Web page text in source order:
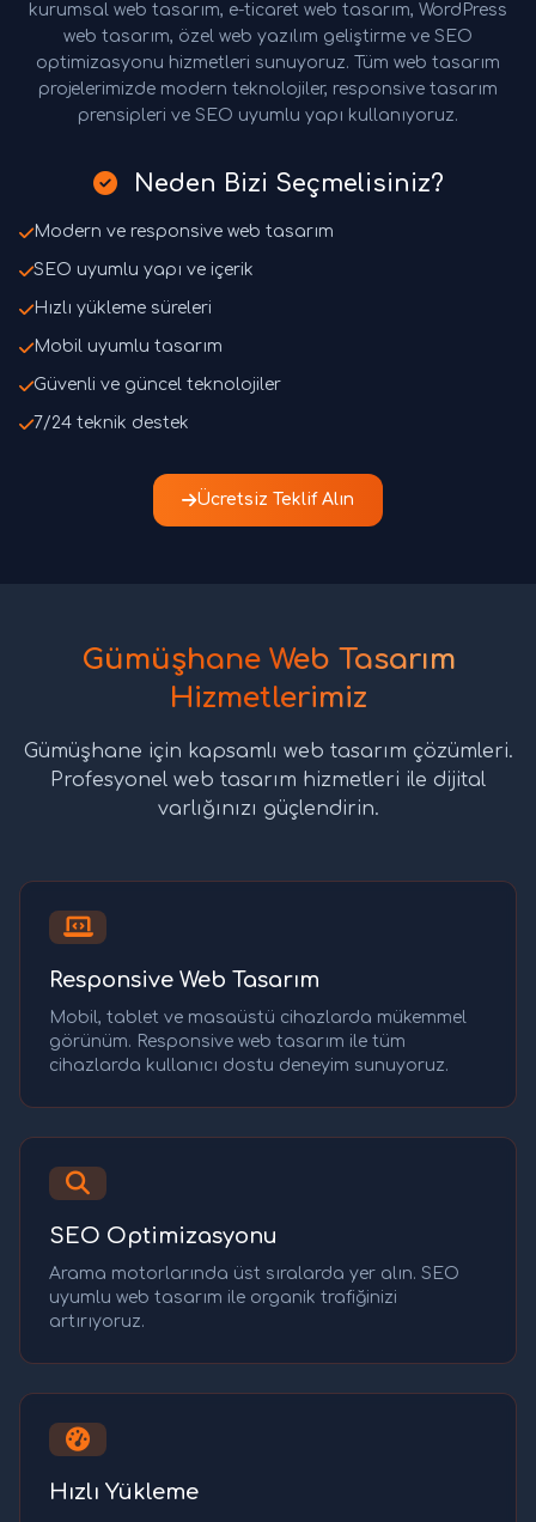
kurumsal web tasarım, e-ticaret web tasarım, WordPress
web tasarım, özel web yazılım geliştirme ve SEO
optimizasyonu hizmetleri sunuyoruz. Tüm web tasarım
projelerimizde modern teknolojiler, responsive tasarım
prensipleri ve SEO uyumlu yapı kullanıyoruz.
Neden Bizi Seçmelisiniz?
Modern ve responsive web tasarım
SEO uyumlu yapı ve içerik
Hızlı yükleme süreleri
Mobil uyumlu tasarım
Güvenli ve güncel teknolojiler
7/24 teknik destek
Ücretsiz Teklif Alın
Gümüşhane Web Tasarım
Hizmetlerimiz
Gümüşhane için kapsamlı web tasarım çözümleri.
Profesyonel web tasarım hizmetleri ile dijital
varlığınızı güçlendirin.
Responsive Web Tasarım
Mobil, tablet ve masaüstü cihazlarda mükemmel
görünüm. Responsive web tasarım ile tüm
cihazlarda kullanıcı dostu deneyim sunuyoruz.
SEO Optimizasyonu
Arama motorlarında üst sıralarda yer alın. SEO
uyumlu web tasarım ile organik trafiğinizi
artırıyoruz.
Hızlı Yükleme